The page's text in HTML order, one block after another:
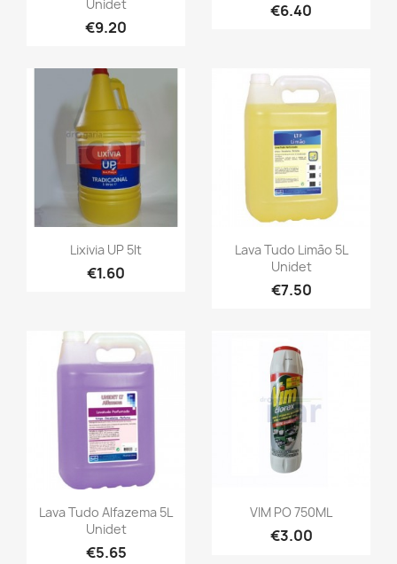
Unidet
€9.20
€6.40
Lixivia UP 5lt
€1.60
Lava Tudo Limão 5L
Unidet
€7.50
Lava Tudo Alfazema 5L
Unidet
€5.65
VIM PO 750ML
€3.00